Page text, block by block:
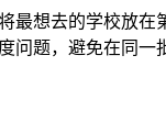
最想去的学校放
题，避免在同一